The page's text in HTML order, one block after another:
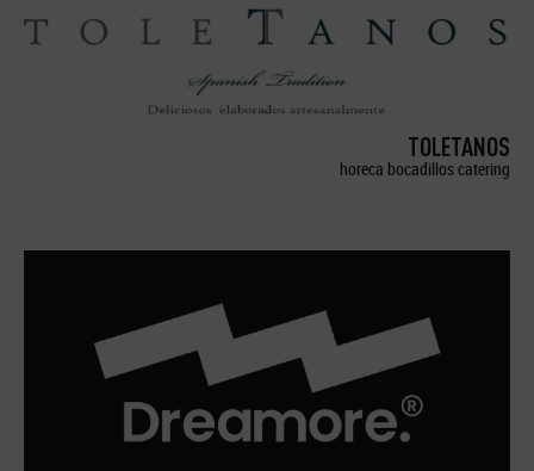
TOLETANOS
horeca bocadillos catering